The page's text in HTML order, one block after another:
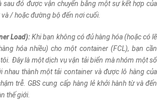
sau đó được vận chuyển bằng một sự kết hợp của
/ hoặc đường bộ đến nơi cuối.
Load):Khi bạn không có đủ hàng hóa (hoặc có lẽ
hóa nhiều) cho một container (FCL), bạn cần
Đây là một dịch vụ vận tải biển mà nhóm một số
nhau thành một tải container và được lô hàng của
trễ. GBS cung cấp hàng lẻ khởi hành từ và đến
thế giới.